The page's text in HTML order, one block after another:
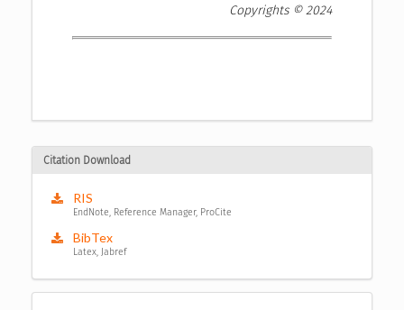
Copyrights © 2024
Citation Download
RIS
EndNote, Reference Manager, ProCite
BibTex
Latex, Jabref